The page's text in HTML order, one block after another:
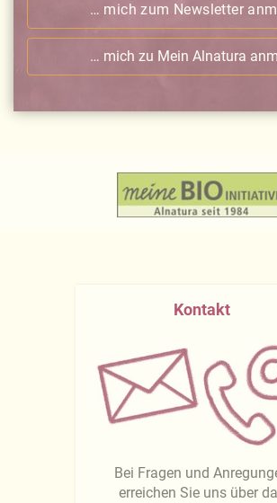
… mich zum Newsletter
… mich zu Mein Alnatura
Kontakt
Bei Fragen und
erreichen Sie uns über